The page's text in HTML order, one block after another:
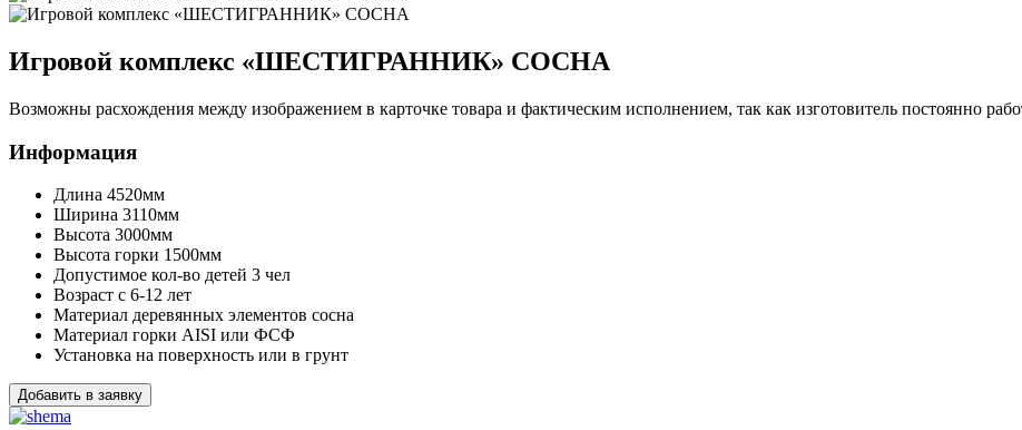
Игровой комплекс «ШЕСТИГРАННИК» СОСНА
Возможны расхождения между изображением в карточке товара и фактическим исполнением, так как изготовитель постоянно
Информация
Длина 4520мм
Ширина 3110мм
Высота 3000мм
Высота горки 1500мм
Допустимое кол-во детей 3 чел
Возраст с 6-12 лет
Материал деревянных элементов сосна
Материал горки AISI или ФСФ
Установка на поверхность или в грунт
Добавить в заявку